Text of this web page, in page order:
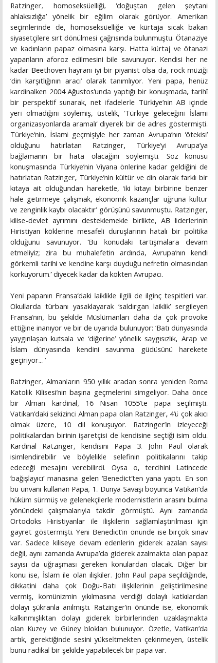
Ratzinger, homoseksüelliği, ‘doğuştan gelen şeytani
ahlaksızlığa’ yönelik bir eğilim olarak görüyor. Amerikan
seçimlerinde de, homoseksüelliğe ve kürtaja sıcak bakan
siyasetçilere sırt dönülmesi çağrısında bulunmuştu. Ötanaziye
ve kadınların papaz olmasına karşı. Hatta kürtaj ve ötanazi
yapanların aforoz edilmesini bile savunuyor. Kendisi her ne
kadar Beethoven hayranı iyi bir piyanist olsa da, rock müziği
‘din karşıtlığının aracı’ olarak tanımlıyor. Yeni papa, henüz
kardinalken 2004 Ağustos’unda yaptığı bir konuşmada, tarihî
bir perspektif sunarak, net ifadelerle Türkiye’nin AB içinde
yeri olmadığını söylemiş, üstelik, ‘Türkiye geleceğini İslami
organizasyonlarda aramalı’ diyerek bir de adres göstermişti.
Türkiye’nin, İslami geçmişiyle her zaman Avrupa’nın ‘ötekisi’
olduğunu hatırlatan Ratzinger, Türkiye’yi Avrupa’ya
bağlamanın bir hata olacağını söylemişti. Söz konusu
konuşmasında Türkiye’nin Viyana önlerine kadar geldiğini de
hatırlatan Ratzinger, Türkiye’nin kültür ve din olarak farklı bir
kıtaya ait olduğundan hareketle, ‘iki kıtayı birbirine benzer
hale getirmeye çalışmak, ekonomik kazançlar uğruna kültür
ve zenginlik kaybı olacaktır’ görüşünü savunmuştu. Ratzinger,
kilise-devlet ayrımını desteklemekle birlikte, AB liderlerinin
Hıristiyan köklerine mesafeli duruşlarının hatalı bir politika
olduğunu savunuyor. ‘Bu konudaki tartışmalara devam
etmeliyiz; zira bu muhalefetin ardında, Avrupa’nın kendi
görkemli tarihi ve kendine karşı duyduğu nefretin olmasından
korkuyorum.’ diyecek kadar da kökten Avrupacı.
Yeni papanın Fransa’daki laiklikle ilgili de ilginç tespitleri var.
Okullarda türbanı yasaklayarak ‘saldırgan laiklik’ sergileyen
Fransa’nın, bu şekilde Müslümanları daha da çok provoke
ettiğine inanıyor ve bir de uyarıda bulunuyor: ‘Batı dünyasında
yaygınlaşan kutsala ve ‘diğerine’ yönelik saygısızlık, Arap ve
İslam dünyasında kendini savunma güdüsünü harekete
geçiriyor... ’
Ratzinger, Almanların 950 yıllık aradan sonra yeniden Roma
Katolik Kilisesi’nin başına geçmelerini simgeliyor. Daha önce
bir Alman kardinal, 16 Nisan 1055’te papa seçilmişti.
Vatikan’daki sekizinci Alman papa olan Ratzinger, 4’ü çok akıcı
olmak üzere, 10 dil konuşuyor. Ratzinger’in izleyeceği
politikalardan birinin işaretçisi de kendisine seçtiği isim oldu.
Kardinal Ratzinger, kendisini Papa 3. John Paul olarak
isimlendirebilir ve böylelikle selefinin politikalarını takip
edeceği mesajını verebilirdi. Oysa o, tercihini Latincede
‘bağışlayıcı’ manasına gelen ‘Benedict’ten yana yaptı. En son
bu unvanı kullanan Papa, 1. Dünya Savaşı boyunca Vatikan’da
hüküm sürmüş ve gelenekçilerle modernistlerin arasını bulma
yönündeki çalışmalarıyla takdir görmüştü. Aynı zamanda
Ortodoks Hıristiyanlar ile ilişkilerin sağlamlaştırılması için
gayret göstermişti. Yeni Benedict’in önünde ise birçok sınav
var. Sadece kiliseye devam edenlerin giderek azalan sayısı
değil, aynı zamanda Avrupa’da giderek azalmakta olan papaz
sayısı da uğraşması gereken konulardan olacak. Diğer bir
konu ise, İslam ile olan ilişkiler. John Paul papa seçildiğinde,
dikkatini daha çok Doğu-Batı ilişkilerinin geliştirilmesine
vermiş, komünizmin yıkılmasına verdiği dolaylı katkılardan
dolayı şükranla anılmıştı. Ratzinger’in önünde ise, ekonomik
kalkınmışlıktan dolayı giderek birbirlerinden uzaklaşmakta
olan Kuzey ve Güney blokları bulunuyor. Özetle, Vatikan’da
artık, gerektiğinde sesini yükseltmekten çekinmeyen, üstelik
bunu radikal bir şekilde yapabilecek bir papa var.